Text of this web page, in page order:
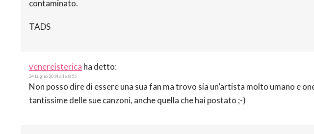
contaminato.
TADS
venereisterica ha detto:
24 Luglio 2014 alle 8:55
Non posso dire di essere una sua fan ma trovo sia un’artista molto umano e
tantissime delle sue canzoni, anche quella che hai postato ;-)